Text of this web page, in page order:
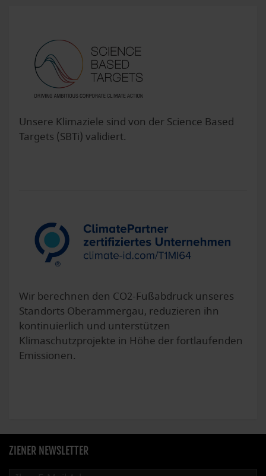
Unsere Klimaziele sind von der Science Based
Targets (SBTi) validiert.
Wir berechnen den CO2-Fußabdruck unseres
Standorts Oberammergau, reduzieren ihn
kontinuierlich und unterstützen
Klimaschutzprojekte in Höhe der fortlaufenden
Emissionen.
ZIENER NEWSLETTER